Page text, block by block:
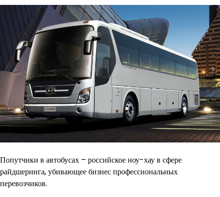
Попутчики в автобусах – российское ноу-хау в сфере
райдшеринга, убивающее бизнес профессиональных
перевозчиков.